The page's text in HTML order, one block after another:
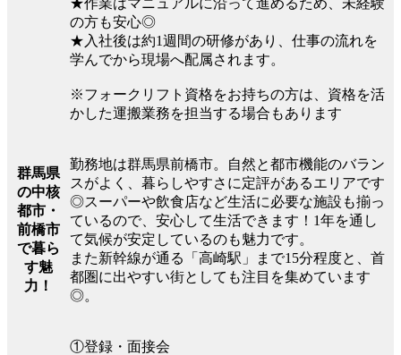
★作業はマニュアルに沿って進めるため、未経験
の方も安心◎
★入社後は約1週間の研修があり、仕事の流れを
学んでから現場へ配属されます。
※フォークリフト資格をお持ちの方は、資格を活
かした運搬業務を担当する場合もあります
群馬県
の中核
都市・
前橋市
で暮ら
す魅
力！
勤務地は群馬県前橋市。自然と都市機能のバラン
スがよく、暮らしやすさに定評があるエリアです
◎スーパーや飲食店など生活に必要な施設も揃っ
ているので、安心して生活できます！1年を通し
て気候が安定しているのも魅力です。
また新幹線が通る「高崎駅」まで15分程度と、首
都圏に出やすい街としても注目を集めています
◎。
①登録・面接会